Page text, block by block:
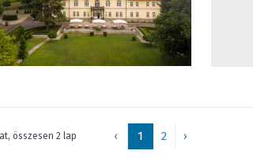
összesen 2 lap ‹ 1 2 ›